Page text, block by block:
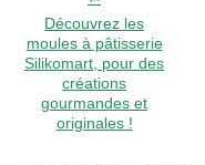
Découvrez les
moules à pâtisserie
Silikomart, pour des
créations
gourmandes et
originales !